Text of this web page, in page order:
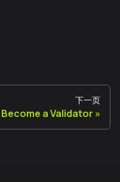
下一页
Become a Validator